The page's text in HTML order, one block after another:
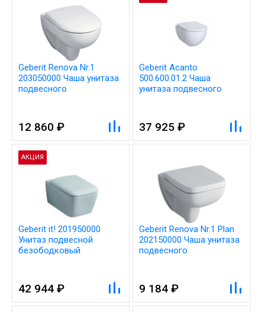
Geberit Renova Nr.1
203050000 Чаша унитаза
подвесного
12 860 ₽
Geberit Acanto
500.600.01.2 Чаша
унитаза подвесного
37 925 ₽
АКЦИЯ
Geberit it! 201950000
Унитаз подвесной
безободковый
42 944 ₽
Geberit Renova Nr.1 Plan
202150000 Чаша унитаза
подвесного
9 184 ₽